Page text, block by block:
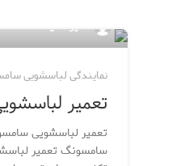
مدیر سایت
نمایندگی لباسشویی
تعمیر
تعمیر لباسشویی
سامسونگ تعمیر